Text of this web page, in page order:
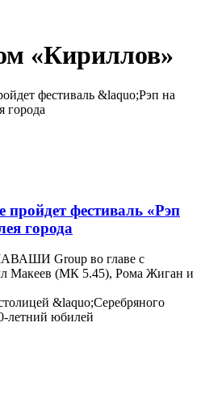
«Кириллов»
фестиваль «Рэп
города
Group во главе с
Макеев (МК 5.45), Рома Жиган и